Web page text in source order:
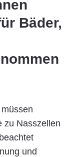
Bäder,
zu Nasszellen
und